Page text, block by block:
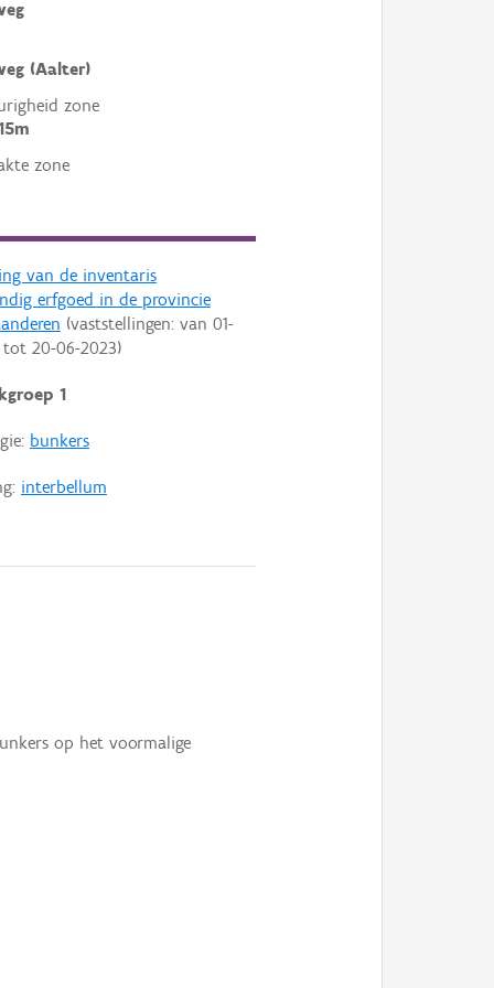
(Aalter)
zone
zone
van de inventaris
erfgoed in de provincie
(vaststellingen: van 01-
20-06-2023)
1
bunkers
interbellum
op het voormalige